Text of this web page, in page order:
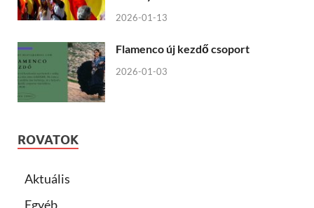
2026-01-13
Flamenco új kezdő csoport
2026-01-03
ROVATOK
Aktuális
Egyéb